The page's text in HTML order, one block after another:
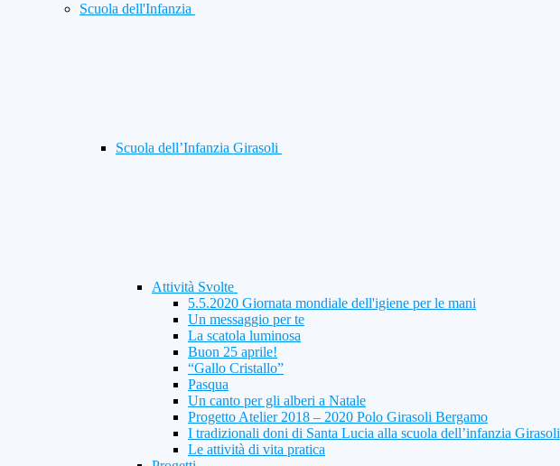
Scuola dell'Infanzia
Scuola dell’Infanzia Girasoli
Attività Svolte
5.5.2020 Giornata mondiale dell'igiene per le mani
Un messaggio per te
La scatola luminosa
Buon 25 aprile!
“Gallo Cristallo”
Pasqua
Un canto per gli alberi a Natale
Progetto Atelier 2018 – 2020 Polo Girasoli Bergamo
I tradizionali doni di Santa Lucia alla scuola dell’infanzia Girasoli
Le attività di vita pratica